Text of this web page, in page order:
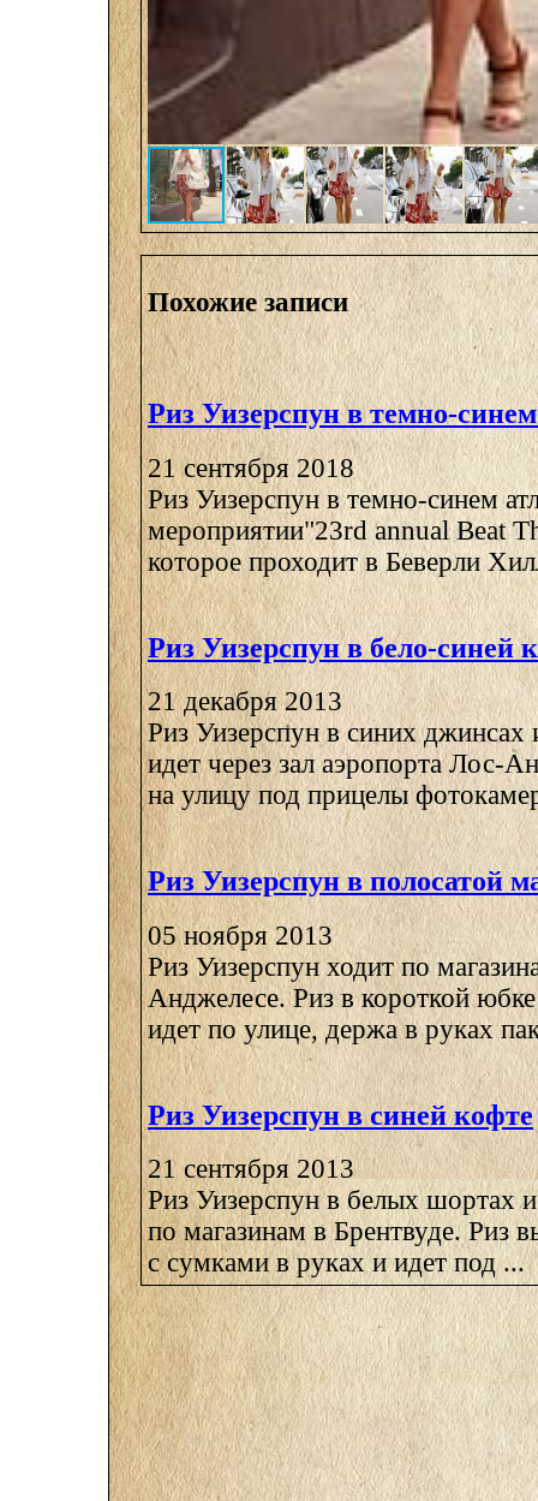
Похожие записи
Риз Уизерспун в темно-
21 сентября 2018
Риз Уизерспун в темно-синем
мероприятии"23rd annual Beat
которое проходит в Беверли
Риз Уизерспун в бело-синей
21 декабря 2013
Риз Уизерспун в синих джинсах
идет через зал аэропорта Лос-
на улицу под прицелы
Риз Уизерспун в полосатой
05 ноября 2013
Риз Уизерспун ходит по
Анджелесе. Риз в короткой
идет по улице, держа в руках
Риз Уизерспун в синей кофте
21 сентября 2013
Риз Уизерспун в белых шортах
по магазинам в Брентвуде. Риз
с сумками в руках и идет под ...